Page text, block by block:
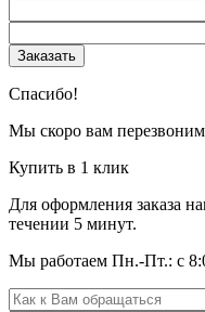
Заказать
Спасибо!
Мы скоро вам перезвоним
Купить в 1 клик
Для оформления заказа
течении 5 минут.
Мы работаем Пн.-Пт.: с